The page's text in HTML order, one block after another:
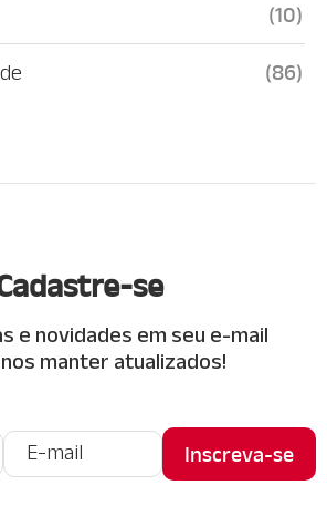
(10)
(86)
se
e novidades em seu e-mail
manter atualizados!